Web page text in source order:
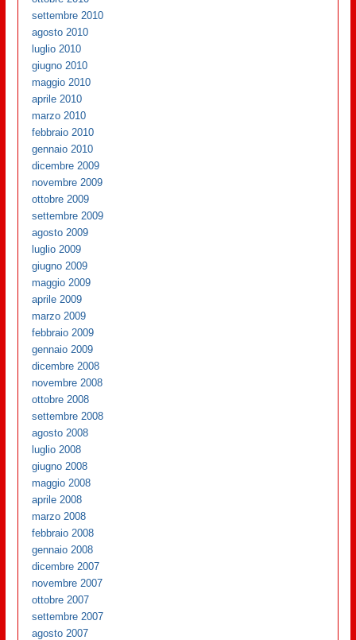
settembre 2010
agosto 2010
luglio 2010
giugno 2010
maggio 2010
aprile 2010
marzo 2010
febbraio 2010
gennaio 2010
dicembre 2009
novembre 2009
ottobre 2009
settembre 2009
agosto 2009
luglio 2009
giugno 2009
maggio 2009
aprile 2009
marzo 2009
febbraio 2009
gennaio 2009
dicembre 2008
novembre 2008
ottobre 2008
settembre 2008
agosto 2008
luglio 2008
giugno 2008
maggio 2008
aprile 2008
marzo 2008
febbraio 2008
gennaio 2008
dicembre 2007
novembre 2007
ottobre 2007
settembre 2007
agosto 2007